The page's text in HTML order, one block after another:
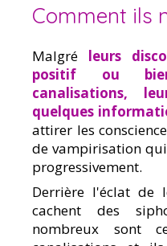
Comment ils
Malgré leurs
positif ou
canalisations,
quelques
attirer les
de vampirisation
progressivement.
Derrière l'éclat de
cachent des
nombreux sont